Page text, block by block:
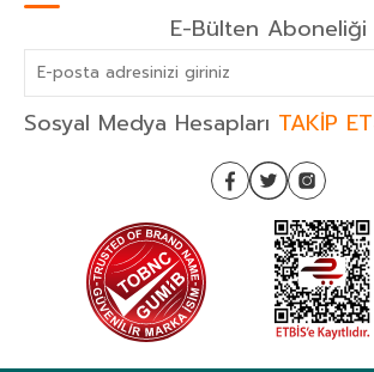
E-Bülten Aboneliği
Sosyal Medya Hesapları TAKİP